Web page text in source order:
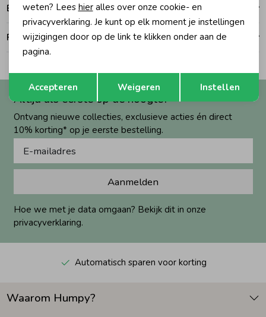
Kledingaccessoires
Beenmode
Winteraccessoires
Bezorgen of ophalen
Ruilen en retouren
Altijd als eerste op de hoogte?
Ontvang nieuwe collecties, exclusieve acties én direct
10% korting* op je eerste bestelling.
Aanmelden
Hoe we met je data omgaan? Bekijk dit in onze
privacyverklaring.
Automatisch sparen voor korting
Waarom Humpy?
Terug Opslaan
weten? Lees hieralles over onze cookie- en
privacyverklaring. Je kunt op elk moment je instellingen
wijzigingen door op de link te klikken onder aan de
pagina.
Accepteren Weigeren Instellen